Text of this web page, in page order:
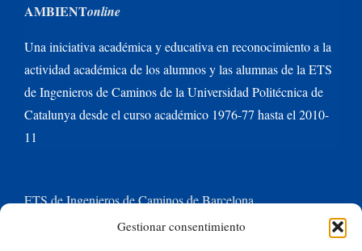
Gestionar consentimiento
AMBIENTonline
Una iniciativa académica y educativa en reconocimiento a la
actividad académica de los alumnos y las alumnas de la ETS
de Ingenieros de Caminos de la Universidad Politécnica de
Catalunya desde el curso académico 1976-77 hasta el 2010-
11
ETS de Ingenieros de Caminos de Barcelona
Universitat Politècnica de Catalunya BarcelonaTech